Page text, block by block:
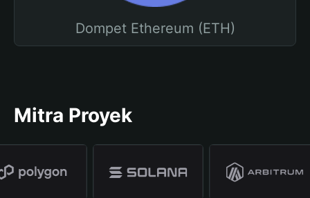
Dompet Ethereum (ETH)
Mitra Proyek